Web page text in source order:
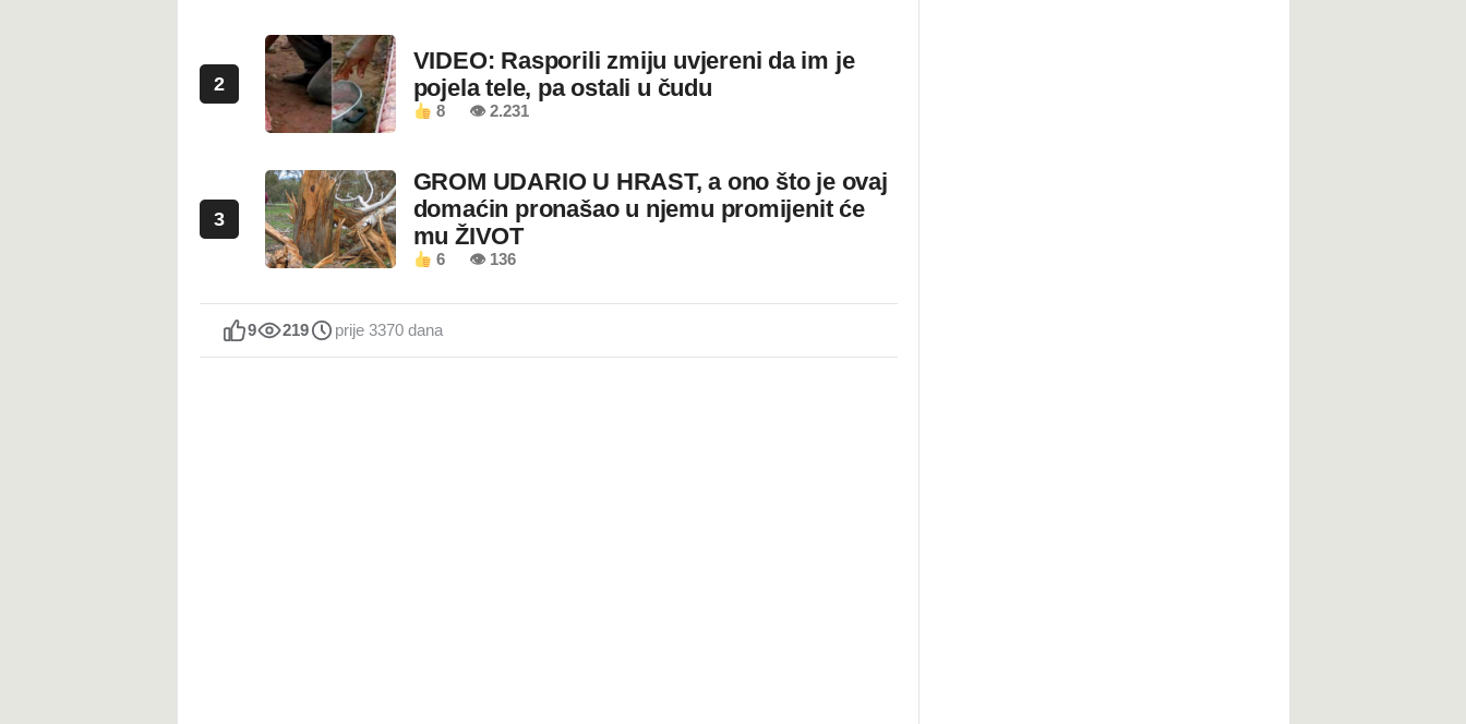
2
VIDEO: Rasporili zmiju uvjereni da im je
pojela tele, pa ostali u čudu
8 👁 2.231
3
GROM UDARIO U HRAST, a ono što je ovaj
domaćin pronašao u njemu promijenit će
mu ŽIVOT
6 👁 136
9 219 prije 3370 dana